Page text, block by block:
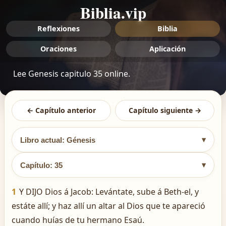
Biblia.vip
Reflexiones Biblia
Oraciones Aplicación
Lee Genesis capitulo 35 online.
← Capítulo anterior Capítulo siguiente →
Libro actual: Génesis ▾
Capítulo: 35 ▾
1 Y DIJO Dios á Jacob: Levántate, sube á Beth-el, y
estáte allí; y haz allí un altar al Dios que te apareció
cuando huías de tu hermano Esaú.